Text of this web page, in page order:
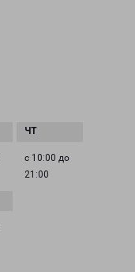
с 10:00 до
21:00